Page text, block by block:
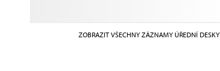
ZOBRAZIT VŠECHNY ZÁZNAMY ÚŘEDNÍ DESKY